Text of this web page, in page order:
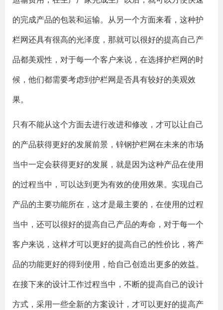
的完成产品的包装和运输。从另一个方面来看，这种护
栏网还具有很高的光泽度，那就可以很好的提高自己产
品都美观性，对于每一个客户来说，在选择护栏网的时
候，他们都需要考虑到护栏网是否具有较好的美观效
果。
只有不能从这个方面去进行改进和修改，才可以让自己
的产品获得更好的发展前景，锌钢护栏网在未来的市场
当中一定会获得更好的发展，就是因为这种产品在使用
的过程当中，可以达到更为有效的使用效果。实现自己
产品的主要功能所在，这才是最主要的，在使用的过程
当中，还可以很好的提高自己产品的寿命，对于每一个
客户来说，这样才可以更好的提高自己的性价比，将产
品的功能更好的得到使用，给自己创造出更多的效益。
在接下来的设计工作过程当中，不断的提高自己的设计
方式，采用一些全新的方案设计，才可以更好的提高产